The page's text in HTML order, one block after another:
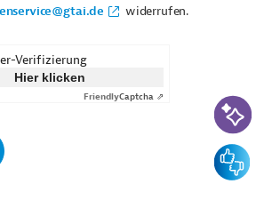
widerrufen.
Verifizierung
Hier klicken
FriendlyCaptcha ⇗ KI-